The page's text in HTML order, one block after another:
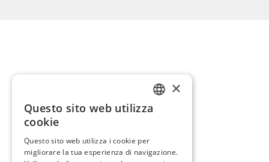
FRENCH
×
Questo sito web utilizza
cookie
Questo sito web utilizza i cookie per
migliorare la tua esperienza di navigazione.